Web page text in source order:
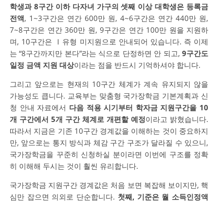
학생과 8구간 이하 다자녀 가구의 셋째 이상 대학생은 등록금
전액, 1~3구간은 연간 600만 원, 4~6구간은 연간 440만 원,
7~8구간은 연간 360만 원, 9구간은 연간 100만 원을 지원하
며, 10구간은 Ⅰ유형 미지원으로 안내되어 있습니다. 즉 이제
는 “8구간까지만 본다”라는 식으로 단정하면 안 되고, 9구간도
일정 금액 지원 대상이라는 점을 반드시 기억하셔야 합니다.
그리고 앞으로는 현재의 10구간 체계가 계속 유지되지 않을
가능성도 큽니다. 교육부는 맞춤형 국가장학금 기본계획과 신
청 안내 자료에서 다음 적용 시기부터 학자금 지원구간을 10
개 구간에서 5개 구간 체계로 개편할 예정이라고 밝혔습니다.
따라서 지금은 기존 10구간 경계값을 이해하는 것이 중요하지
만, 앞으로는 통지 방식과 체감 구간 구조가 달라질 수 있으니,
국가장학금을 꾸준히 신청하실 분이라면 이번에 구조를 정확
히 이해해 두시는 것이 훨씬 유리합니다.
국가장학금 지원구간 경계값은 처음 보면 복잡해 보이지만, 핵
심만 잡으면 의외로 단순합니다. 첫째, 기준은 월 소득인정액